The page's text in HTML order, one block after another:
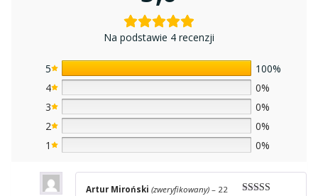
Na podstawie 4 recenzji
5
100%
4
0%
3
0%
2
0%
1
0%
Artur Miroński (zweryfikowany) – 22